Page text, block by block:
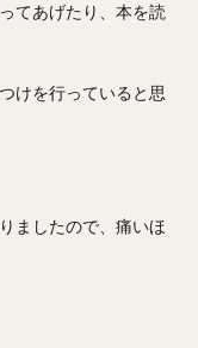
てあげたり、本を読
けを行っていると思
ましたので、痛いほ